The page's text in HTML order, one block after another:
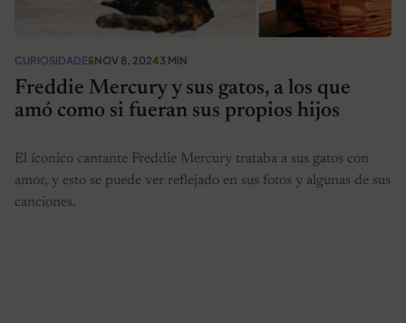
CURIOSIDADESNOV 8, 20243 MIN
Freddie Mercury y sus gatos, a los que
amó como si fueran sus propios hijos
El íconico cantante Freddie Mercury trataba a sus gatos con
amor, y esto se puede ver reflejado en sus fotos y algunas de sus
canciones.